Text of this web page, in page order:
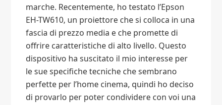
marche. Recentemente, ho testato l’Epson
EH-TW610, un proiettore che si colloca in una
fascia di prezzo media e che promette di
offrire caratteristiche di alto livello. Questo
dispositivo ha suscitato il mio interesse per
le sue specifiche tecniche che sembrano
perfette per l’home cinema, quindi ho deciso
di provarlo per poter condividere con voi una